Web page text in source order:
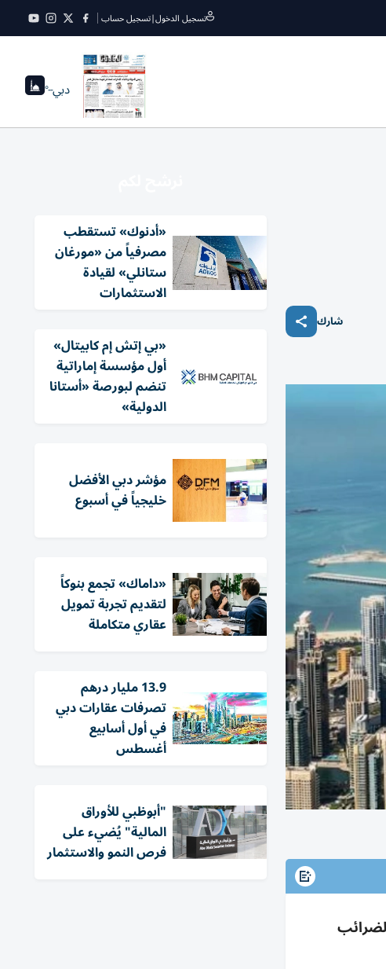
تسجيل الدخول|تسجيل حساب
دبي--°
شارك
بسبب الضرائب
«أدنوك» تستقطب
مصرفياً من «مورغان
ستانلي» لقيادة
الاستثمارات
«بي إتش إم كابيتال»
أول مؤسسة إماراتية
تنضم لبورصة «أستانا
الدولية»
مؤشر دبي الأفضل
خليجياً في أسبوع
«داماك» تجمع بنوكاً
لتقديم تجربة تمويل
عقاري متكاملة
13.9 مليار درهم
تصرفات عقارات دبي
في أول أسابيع
أغسطس
"أبوظبي للأوراق
المالية" يُضيء على
فرص النمو والاستثمار